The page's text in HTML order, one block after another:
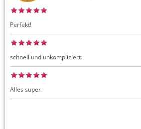
Perfekt!
schnell und unkompliziert.
Alles super